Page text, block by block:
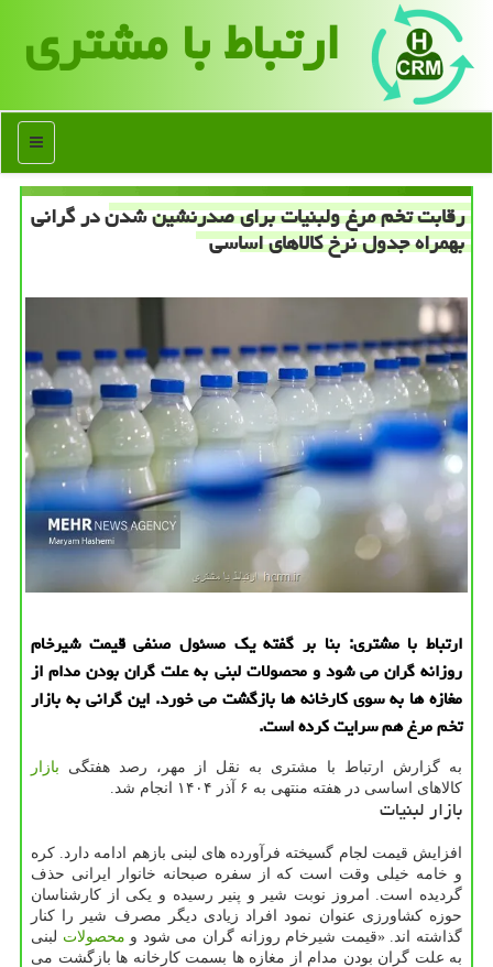
ارتباط با مشتری
منو
رقابت تخم مرغ ولبنیات برای صدرنشین شدن در گرانی
بهمراه جدول نرخ کالاهای اساسی
ارتباط با مشتری: بنا بر گفته یک مسئول صنفی قیمت شیرخام
روزانه گران می شود و محصولات لبنی به علت گران بودن مدام از
مغازه ها به سوی کارخانه ها بازگشت می خورد. این گرانی به بازار
تخم مرغ هم سرایت کرده است.
به گزارش ارتباط با مشتری به نقل از مهر، رصد هفتگی بازار
کالاهای اساسی در هفته منتهی به ۶ آذر ۱۴۰۴ انجام شد.
بازار لبنیات
افزایش قیمت لجام گسیخته فرآورده های لبنی بازهم ادامه دارد. کره
و خامه خیلی وقت است که از سفره صبحانه خانوار ایرانی حذف
گردیده است. امروز نوبت شیر و پنیر رسیده و یکی از کارشناسان
حوزه کشاورزی عنوان نمود افراد زیادی دیگر مصرف شیر را کنار
گذاشته اند. «قیمت شیرخام روزانه گران می شود و محصولات لبنی
به علت گران بودن مدام از مغازه ها بسمت کارخانه ها بازگشت می